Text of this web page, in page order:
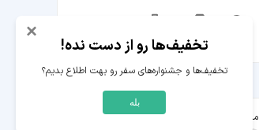
عکاسخانه سفر‌های من حساب کاربری
میانگین قیمت هر شب از
×
تخفیف‌ها رو از دست نده!
تخفیف‌ها و جشنواره‌های سفر رو بهت اطلاع بدیم؟
بله